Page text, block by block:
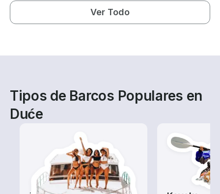
Ver Todo
Tipos de Barcos Populares en
Duće